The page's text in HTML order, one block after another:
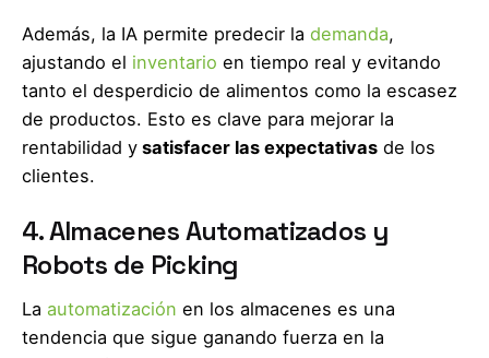
Además, la IA permite predecir la demanda,
ajustando el inventario en tiempo real y evitando
tanto el desperdicio de alimentos como la escasez
de productos. Esto es clave para mejorar la
rentabilidad y satisfacer las expectativas de los
clientes.
4. Almacenes Automatizados y
Robots de Picking
La automatización en los almacenes es una
tendencia que sigue ganando fuerza en la